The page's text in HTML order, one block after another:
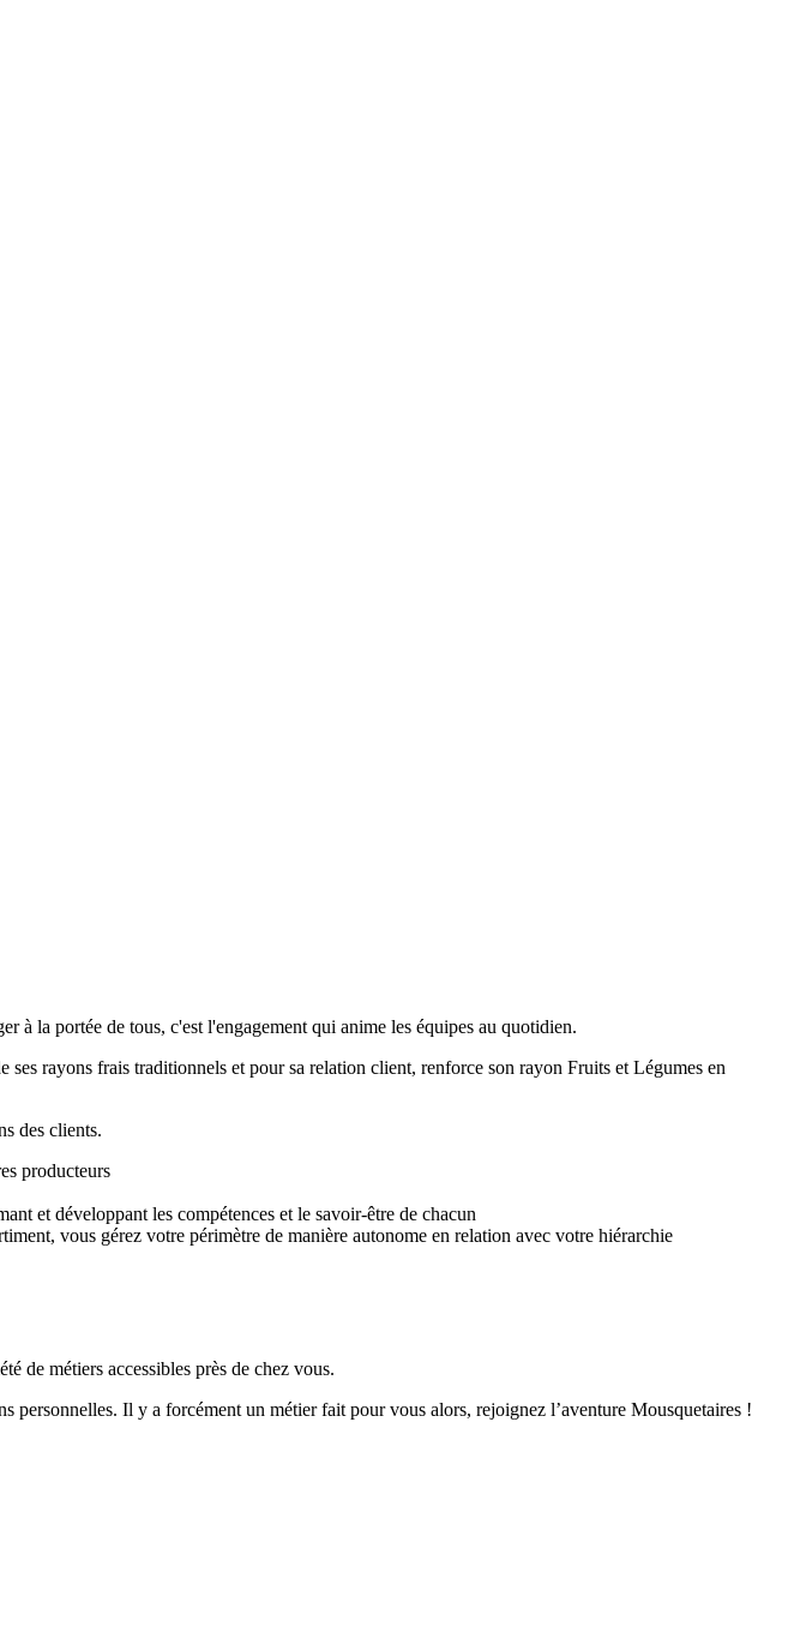
la portée de tous, c'est l'engagement qui anime les équipes au quotidien.
rayons frais traditionnels et pour sa relation client, renforce son rayon Fruits et Légumes en
des clients.
producteurs
et développant les compétences et le savoir-être de chacun
vous gérez votre périmètre de manière autonome en relation avec votre hiérarchie
de métiers accessibles près de chez vous.
Il y a forcément un métier fait pour vous alors, rejoignez l’aventure Mousquetaires !